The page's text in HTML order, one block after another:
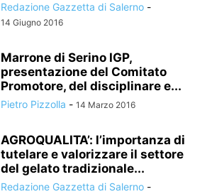
Redazione Gazzetta di Salerno -
14 Giugno 2016
Marrone di Serino IGP,
presentazione del Comitato
Promotore, del disciplinare e...
Pietro Pizzolla - 14 Marzo 2016
AGROQUALITA’: l’importanza di
tutelare e valorizzare il settore
del gelato tradizionale...
Redazione Gazzetta di Salerno -